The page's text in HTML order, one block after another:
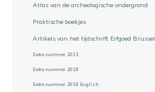
Atlas van de archeologische ondergrond
Praktische boekjes
Artikels van het tijdschrift Erfgoed Brussel
Extra nummer 2013
Extra nummer 2018
Extra nummer 2018 English